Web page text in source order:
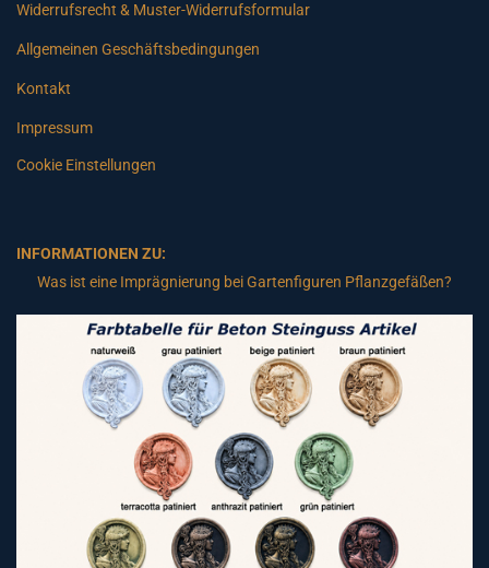
Widerrufsrecht & Muster-Widerrufsformular
Allgemeinen Geschäftsbedingungen
Kontakt
Impressum
Cookie Einstellungen
INFORMATIONEN ZU:
Was ist eine Imprägnierung bei Gartenfiguren Pflanzgefäßen?